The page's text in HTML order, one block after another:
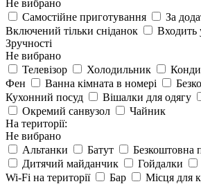
Не вибрано
Самостійне приготування
За
Включений тільки сніданок
Входить
Зручності
Не вибрано
Телевізор
Холодильник
Фен
Ванна кімната в номері
Кухонний посуд
Вішалки для одягу
Окремий санвузол
Чайник
На території:
Не вибрано
Альтанки
Батут Безкоштовна
Дитячий майданчик
Гойдалки
Wi-Fi на території
Бар Місця для